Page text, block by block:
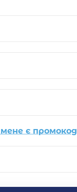
є промокод